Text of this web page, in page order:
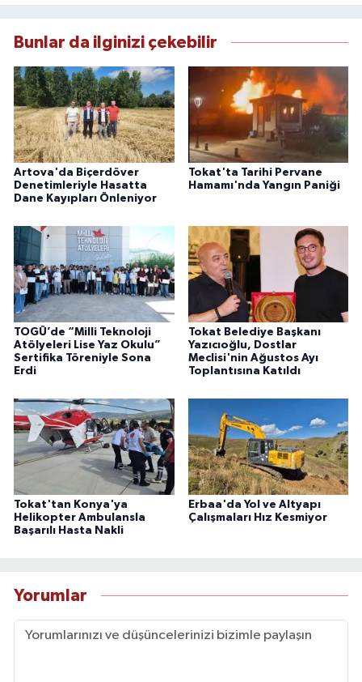
Bunlar da ilginizi çekebilir
Artova'da Biçerdöver
Denetimleriyle Hasatta
Dane Kayıpları Önleniyor
Tokat'ta Tarihi Pervane
Hamamı'nda Yangın Paniği
TOGÜ’de “Milli Teknoloji
Atölyeleri Lise Yaz Okulu”
Sertifika Töreniyle Sona
Erdi
Tokat Belediye Başkanı
Yazıcıoğlu, Dostlar
Meclisi'nin Ağustos Ayı
Toplantısına Katıldı
Tokat'tan Konya'ya
Helikopter Ambulansla
Başarılı Hasta Nakli
Erbaa'da Yol ve Altyapı
Çalışmaları Hız Kesmiyor
Yorumlar